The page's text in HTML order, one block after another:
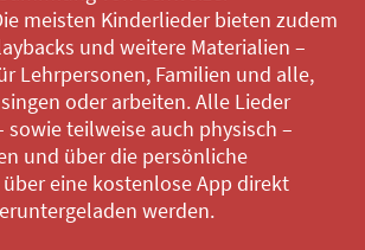
meisten Kinderlieder bieten zudem
und weitere Materialien –
Lehrpersonen, Familien und alle,
oder arbeiten. Alle Lieder
teilweise auch physisch –
und über die persönliche
eine kostenlose App direkt
werden.